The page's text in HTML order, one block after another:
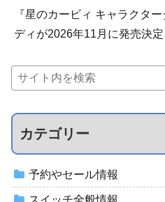
『星のカービィ キャラクタ
ディが2026年11月に発売決定
カテゴリー
予約やセール情報
スイッチ全般情報